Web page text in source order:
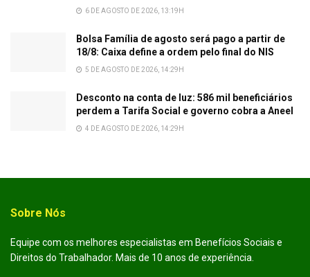
6 DE AGOSTO DE 2026, 13:19H
Bolsa Família de agosto será pago a partir de
18/8: Caixa define a ordem pelo final do NIS
5 DE AGOSTO DE 2026, 14:29H
Desconto na conta de luz: 586 mil beneficiários
perdem a Tarifa Social e governo cobra a Aneel
4 DE AGOSTO DE 2026, 14:29H
Sobre Nós
Equipe com os melhores especialistas em Benefícios Sociais e
Direitos do Trabalhador. Mais de 10 anos de experiência.